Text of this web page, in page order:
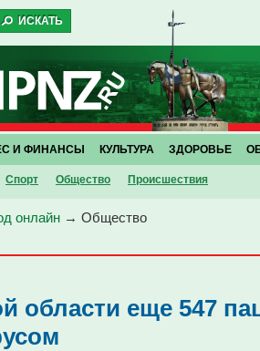
Спорт Общество Проиcшествия
И ФИНАНСЫ КУЛЬТУРА ЗДОРОВЬЕ
онлайн → Общество
области еще 547